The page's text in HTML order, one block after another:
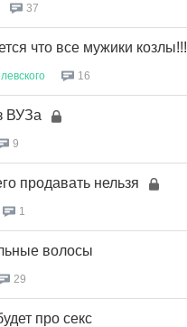
37
что все мужики козлы!!!
16
ВУЗа
9
продавать нельзя
1
волосы
29
про секс